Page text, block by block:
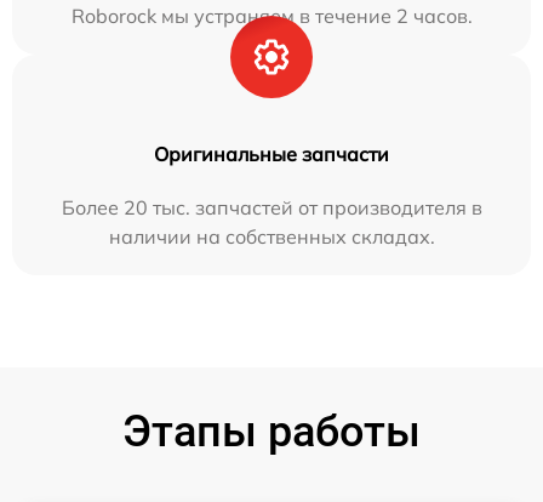
Roborock мы устраняем в течение 2 часов.
Оригинальные запчасти
Более 20 тыс. запчастей от производителя в
наличии на собственных складах.
Этапы работы